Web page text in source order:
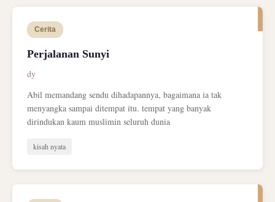
Cerita
Perjalanan Sunyi
dy
Abil memandang sendu dihadapannya, bagaimana ia tak
menyangka sampai ditempat itu. tempat yang banyak
dirindukan kaum muslimin seluruh dunia
kisah nyata